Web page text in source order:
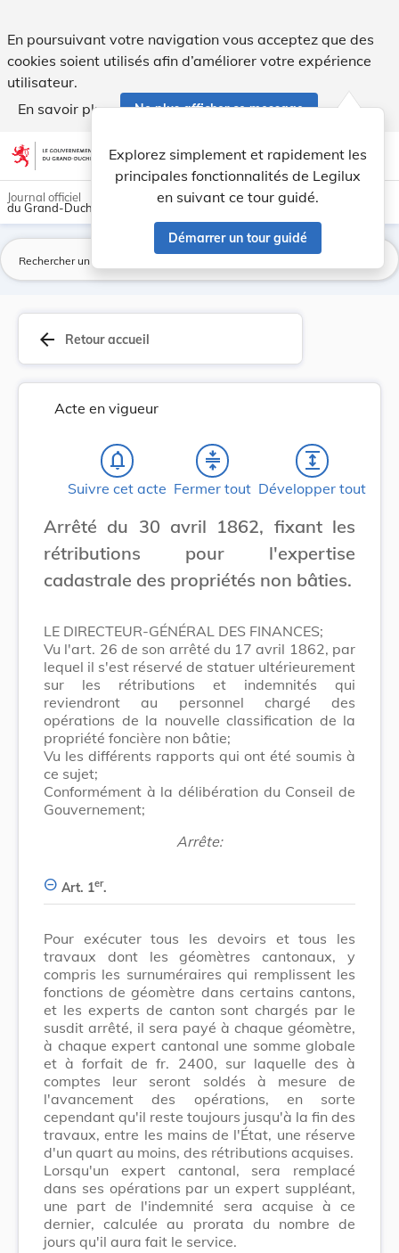
En poursuivant votre navigation vous acceptez que des
cookies soient utilisés afin d’améliorer votre expérience
utilisateur.
En savoir plus
Ne plus afficher ce message
Aller au contenu account_circle help Aide
Explorez simplement et rapidement les
principales fonctionnalités de Legilux
en suivant ce tour guidé.
Démarrer un tour guidé
light_mode dark_mode
Journal officiel
du Grand-Duché de Luxembourg
arrow_back Retour accueil
Acte en vigueur
notifications_none
Suivre cet acte
compress
Fermer tout
expand
Développer tout
Arrêté du 30 avril 1862, fixant les
rétributions pour l'expertise
cadastrale des propriétés non bâties.
LE DIRECTEUR-GÉNÉRAL DES FINANCES;
Vu l'art. 26 de son arrêté du 17 avril 1862, par
lequel il s'est réservé de statuer ultérieurement
sur les rétributions et indemnités qui
reviendront au personnel chargé des
opérations de la nouvelle classification de la
propriété foncière non bâtie;
Vu les différents rapports qui ont été soumis à
ce sujet;
Conformément à la délibération du Conseil de
Gouvernement;
Arrête:
Art. 1er.
Pour exécuter tous les devoirs et tous les
travaux dont les géomètres cantonaux, y
compris les surnuméraires qui remplissent les
fonctions de géomètre dans certains cantons,
et les experts de canton sont chargés par le
susdit arrêté, il sera payé à chaque géomètre,
à chaque expert cantonal une somme globale
et à forfait de fr. 2400, sur laquelle des à
comptes leur seront soldés à mesure de
l'avancement des opérations, en sorte
cependant qu'il reste toujours jusqu'à la fin des
travaux, entre les mains de l'État, une réserve
d'un quart au moins, des rétributions acquises.
Lorsqu'un expert cantonal, sera remplacé
dans ses opérations par un expert suppléant,
une part de l'indemnité sera acquise à ce
dernier, calculée au prorata du nombre de
jours qu'il aura fait le service.